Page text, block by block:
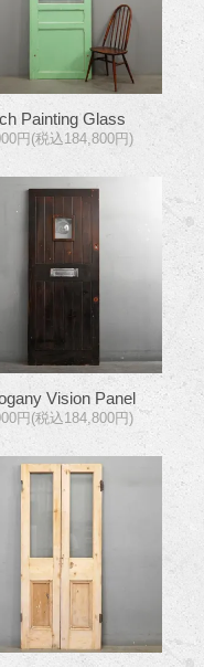
Painting Glass
円(税込184,800円)
Vision Panel
円(税込184,800円)